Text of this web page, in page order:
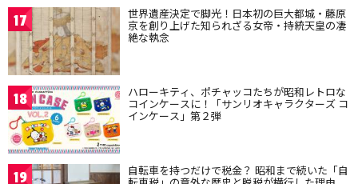
17 世界遺産決定で脚光！日本初の巨大都城・藤原
京を創り上げた知られざる女帝・持統天皇の凄
絶な執念
18 ハローキティ、ポチャッコたちが昭和レトロな
コインケースに！「サンリオキャラクターズ コ
インケース」第２弾
19 自転車を持つだけで税金？ 昭和まで続いた「自